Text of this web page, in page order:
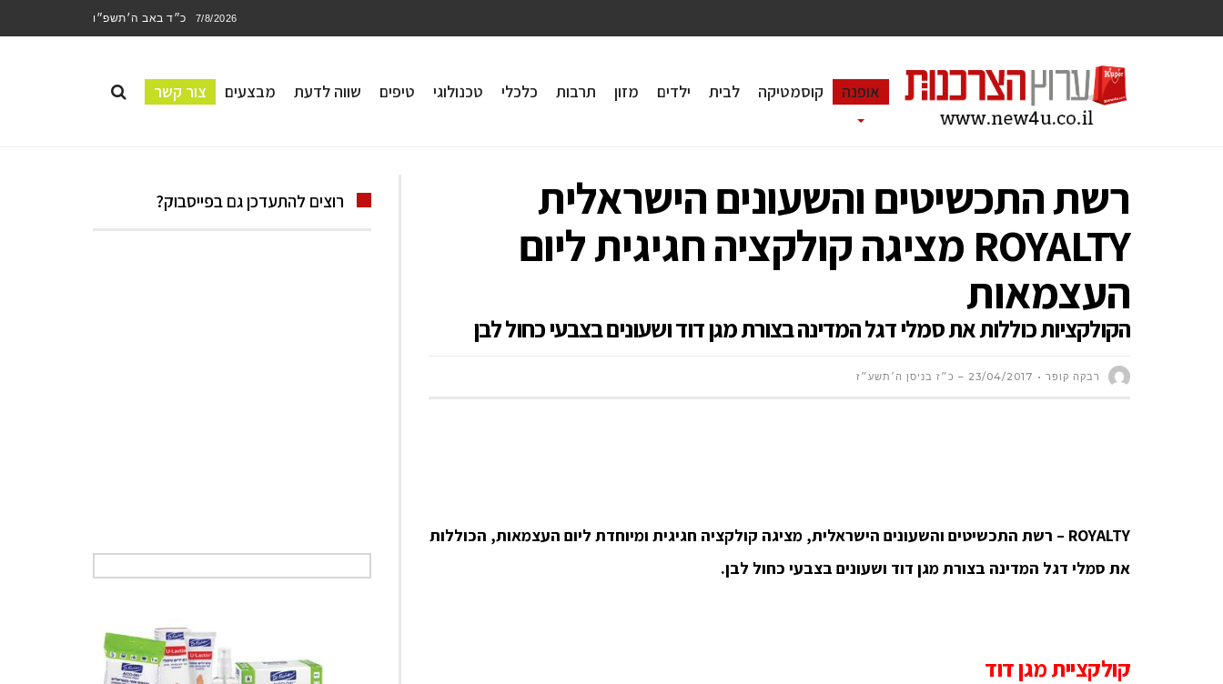
7/8/2026 כ״ד באב ה׳תשפ״ו
אופנה קוסמטיקה לבית ילדים מזון תרבות כלכלי טכנולוגי טיפים שווה לדעת מבצעים צור קשר
רשת התכשיטים והשעונים הישראלית
ROYALTY מציגה קולקציה חגיגית ליום
העצמאות
הקולקציות כוללות את סמלי דגל המדינה בצורת מגן דוד ושעונים בצבעי כחול לבן
רבקה קופר 23/04/2017 – כ״ז בניסן ה׳תשע״ז
ROYALTY – רשת התכשיטים והשעונים הישראלית, מציגה קולקציה חגיגית ומיוחדת ליום העצמאות, הכוללות
את סמלי דגל המדינה בצורת מגן דוד ושעונים בצבעי כחול לבן.
קולקציית מגן דוד
רוצים להתעדכן גם בפייסבוק?